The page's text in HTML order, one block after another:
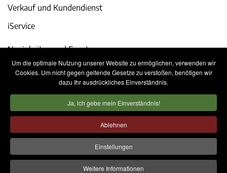
Um die optimale Nutzung unserer Website zu ermöglichen, verwenden wir
Cookies. Um nicht gegen geltende Gesetze zu verstoßen, benötigen wir
dazu Ihr ausdrückliches Einverständnis.
Ja, ich gebe mein Einverständnis!
Ablehnen
Einstellungen
Weitere Informationen
Verkauf und Kundendienst
iService
Neuigkeiten und Events
Karriere
Rechtliche Hinweise
Datenschutzerklärung
Cookie-Richtlinie
Internes Informationssystem